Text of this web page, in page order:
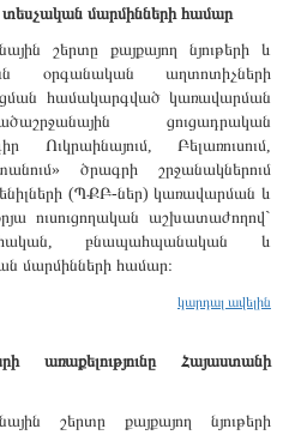
մարմինների համար
շերտը քայքայող նյութերի և
օրգանական աղտոտիչների
համակարգված կառավարման
ցուցադրական
Ուկրաինայում, Բելառուսում,
ծրագրի շրջանակներում
(ՊՔԲ-ներ) կառավարման և
ուսուցողական աշխատաժողով`
բնապահպանական և
մարմինների համար։
կարդալ ավելին
Հայաստանի
շերտը քայքայող նյութերի